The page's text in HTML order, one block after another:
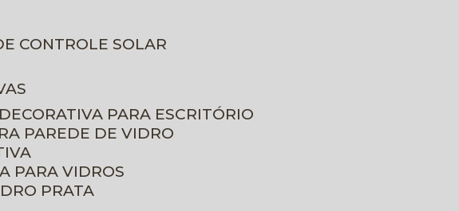
CONTROLE SOLAR
DECORATIVA PARA ESCRITÓRIO
PAREDE DE VIDRO
PARA VIDROS
PRATA